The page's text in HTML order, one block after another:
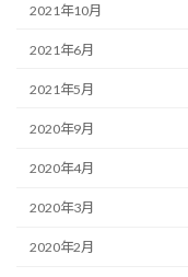
2021年10月
2021年6月
2021年5月
2020年9月
2020年4月
2020年3月
2020年2月